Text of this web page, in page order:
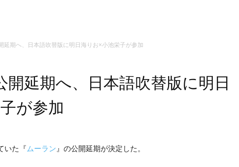
延期へ、日本語吹替版に明日海りお×小池栄子が参加
開延期へ、日本語吹替版に明日
が参加
いた『 ムーラン 』の公開延期が決定した。